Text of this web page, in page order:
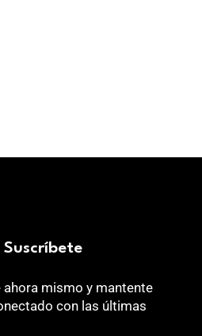
Suscríbete
ahora mismo y mantente
con las últimas